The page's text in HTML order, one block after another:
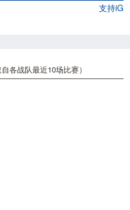
支持iG
各战队最近10场比赛）